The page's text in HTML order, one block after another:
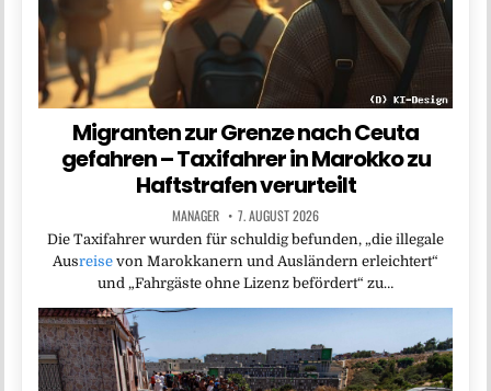
Migranten zur Grenze nach Ceuta
gefahren – Taxifahrer in Marokko zu
Haftstrafen verurteilt
MANAGER 7. AUGUST 2026
Die Taxifahrer wurden für schuldig befunden, „die illegale
Ausreise von Marokkanern und Ausländern erleichtert“
und „Fahrgäste ohne Lizenz befördert“ zu…